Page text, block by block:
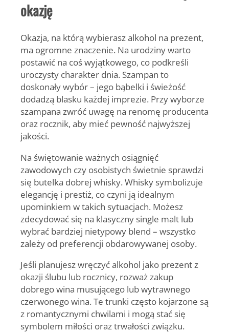
okazję
Okazja, na którą wybieraszalkohol na prezent,
ma ogromne znaczenie. Na urodziny warto
postawić na coś wyjątkowego, co podkreśli
uroczysty charakter dnia. Szampan to
doskonały wybór – jego bąbelki i świeżość
dodadzą blasku każdej imprezie. Przy wyborze
szampana zwróć uwagę na renomę producenta
oraz rocznik, aby mieć pewność najwyższej
jakości.
Na świętowanie ważnych osiągnięć
zawodowych czy osobistych świetnie sprawdzi
się butelka dobrej whisky. Whisky symbolizuje
elegancję i prestiż, co czyni ją idealnym
upominkiem w takich sytuacjach. Możesz
zdecydować się na klasyczny single malt lub
wybrać bardziej nietypowy blend – wszystko
zależy od preferencji obdarowywanej osoby.
Jeśli planujesz wręczyćalkohol jako prezentz
okazji ślubu lub rocznicy, rozważ zakup
dobrego wina musującego lub wytrawnego
czerwonego wina. Te trunki często kojarzone są
z romantycznymi chwilami i mogą stać się
symbolem miłości oraz trwałości związku.